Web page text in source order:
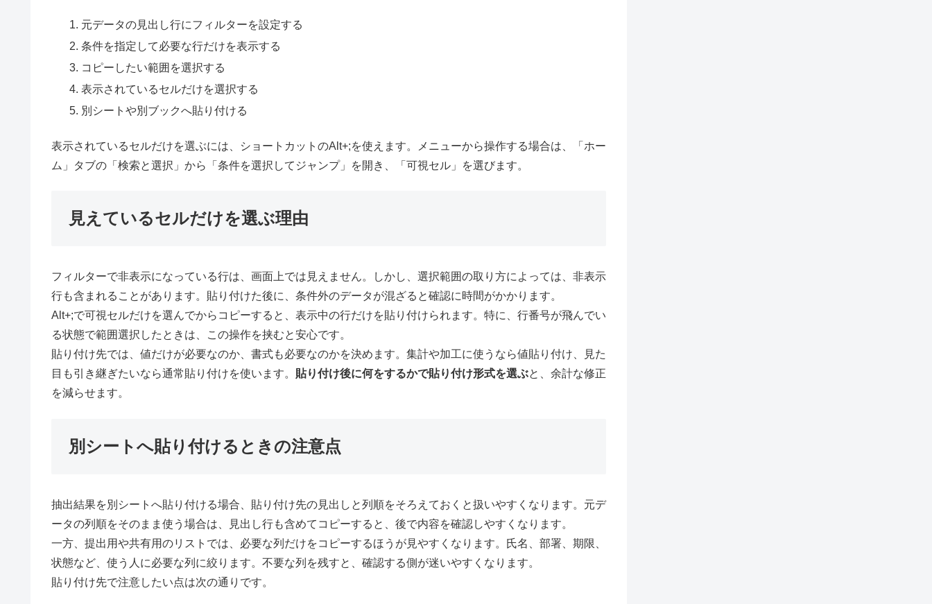
元データの見出し行にフィルターを設定する
条件を指定して必要な行だけを表示する
コピーしたい範囲を選択する
表示されているセルだけを選択する
別シートや別ブックへ貼り付ける
表示されているセルだけを選ぶには、ショートカットのAlt+;を使えます。メニューから操作する場合は、「ホー
ム」タブの「検索と選択」から「条件を選択してジャンプ」を開き、「可視セル」を選びます。
見えているセルだけを選ぶ理由
フィルターで非表示になっている行は、画面上では見えません。しかし、選択範囲の取り方によっては、非表示
行も含まれることがあります。貼り付けた後に、条件外のデータが混ざると確認に時間がかかります。
Alt+;で可視セルだけを選んでからコピーすると、表示中の行だけを貼り付けられます。特に、行番号が飛んでい
る状態で範囲選択したときは、この操作を挟むと安心です。
貼り付け先では、値だけが必要なのか、書式も必要なのかを決めます。集計や加工に使うなら値貼り付け、見た
目も引き継ぎたいなら通常貼り付けを使います。 貼り付け後に何をするかで貼り付け形式を選ぶと、余計な修正
を減らせます。
別シートへ貼り付けるときの注意点
抽出結果を別シートへ貼り付ける場合、貼り付け先の見出しと列順をそろえておくと扱いやすくなります。元デ
ータの列順をそのまま使う場合は、見出し行も含めてコピーすると、後で内容を確認しやすくなります。
一方、提出用や共有用のリストでは、必要な列だけをコピーするほうが見やすくなります。氏名、部署、期限、
状態など、使う人に必要な列に絞ります。不要な列を残すと、確認する側が迷いやすくなります。
貼り付け先で注意したい点は次の通りです。